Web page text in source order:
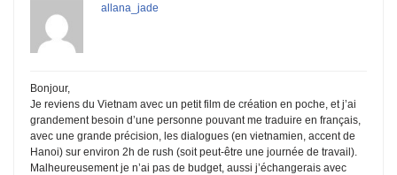
allana_jade
Bonjour,
Je reviens du Vietnam avec un petit film de création en poche, et j’ai
grandement besoin d’une personne pouvant me traduire en français,
avec une grande précision, les dialogues (en vietnamien, accent de
Hanoi) sur environ 2h de rush (soit peut-être une journée de travail).
Malheureusement je n’ai pas de budget, aussi j’échangerais avec